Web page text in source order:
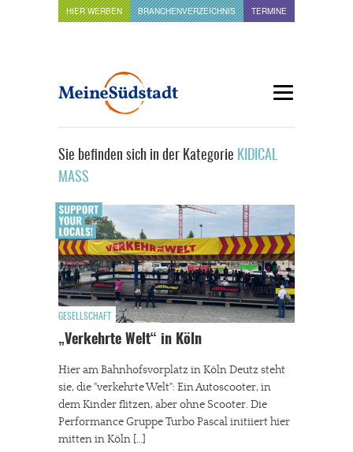
HIER WERBEN BRANCHENVERZEICHNIS TERMINE
Sie befinden sich in der Kategorie KIDICAL
MASS
GESELLSCHAFT
„Verkehrte Welt“ in Köln
Hier am Bahnhofsvorplatz in Köln Deutz steht
sie, die "verkehrte Welt": Ein Autoscooter, in
dem Kinder flitzen, aber ohne Scooter. Die
Performance Gruppe Turbo Pascal initiiert hier
mitten in Köln […]